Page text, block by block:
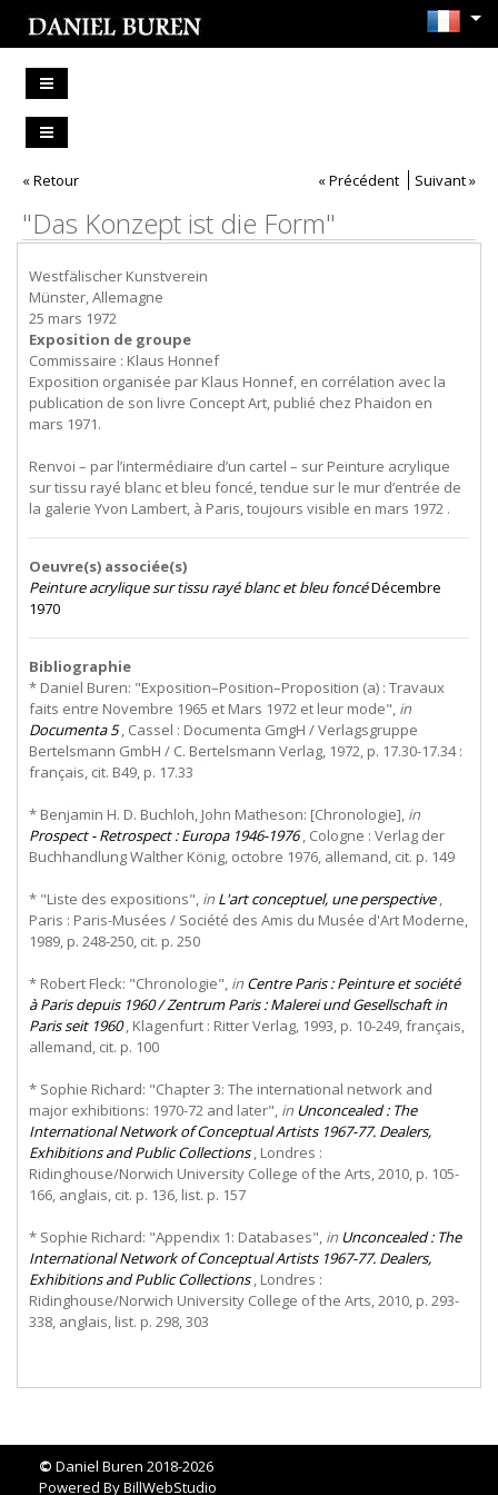
« Retour « Précédent Suivant »
"Das Konzept ist die Form"
Westfälischer Kunstverein
Münster, Allemagne
25 mars 1972
Exposition de groupe
Commissaire : Klaus Honnef
Exposition organisée par Klaus Honnef, en corrélation avec la
publication de son livre Concept Art, publié chez Phaidon en
mars 1971.
Renvoi – par l’intermédiaire d’un cartel – sur Peinture acrylique
sur tissu rayé blanc et bleu foncé, tendue sur le mur d’entrée de
la galerie Yvon Lambert, à Paris, toujours visible en mars 1972 .
Oeuvre(s) associée(s)
Peinture acrylique sur tissu rayé blanc et bleu foncéDécembre
1970
Bibliographie
* Daniel Buren: "Exposition–Position–Proposition (a) : Travaux
faits entre Novembre 1965 et Mars 1972 et leur mode", in
Documenta 5, Cassel : Documenta GmgH / Verlagsgruppe
Bertelsmann GmbH / C. Bertelsmann Verlag, 1972, p. 17.30-17.34 :
français, cit. B49, p. 17.33
* Benjamin H. D. Buchloh, John Matheson: [Chronologie], in
Prospect - Retrospect : Europa 1946-1976, Cologne : Verlag der
Buchhandlung Walther König, octobre 1976, allemand, cit. p. 149
* "Liste des expositions", in L'art conceptuel, une perspective,
Paris : Paris-Musées / Société des Amis du Musée d'Art Moderne,
1989, p. 248-250, cit. p. 250
* Robert Fleck: "Chronologie", in Centre Paris : Peinture et société
à Paris depuis 1960 / Zentrum Paris : Malerei und Gesellschaft in
Paris seit 1960, Klagenfurt : Ritter Verlag, 1993, p. 10-249, français,
allemand, cit. p. 100
* Sophie Richard: "Chapter 3: The international network and
major exhibitions: 1970-72 and later", in Unconcealed : The
International Network of Conceptual Artists 1967-77. Dealers,
Exhibitions and Public Collections, Londres :
Ridinghouse/Norwich University College of the Arts, 2010, p. 105-
166, anglais, cit. p. 136, list. p. 157
* Sophie Richard: "Appendix 1: Databases", in Unconcealed : The
International Network of Conceptual Artists 1967-77. Dealers,
Exhibitions and Public Collections, Londres :
Ridinghouse/Norwich University College of the Arts, 2010, p. 293-
338, anglais, list. p. 298, 303
© Daniel Buren 2018-2026
Powered ByBillWebStudio